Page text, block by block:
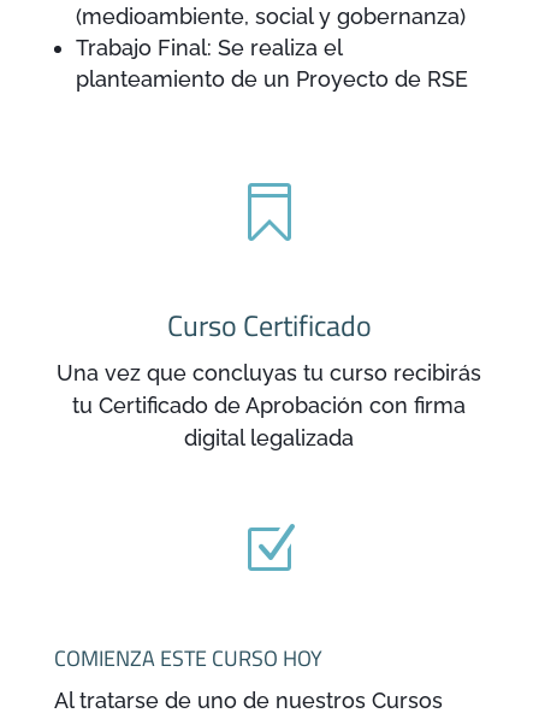
(medioambiente, social y gobernanza)
Trabajo Final: Se realiza el
planteamiento de un Proyecto de RSE

Curso Certificado
Una vez que concluyas tu curso recibirás
tu Certificado de Aprobación con firma
digital legalizada
Z
COMIENZA ESTE CURSO HOY
Al tratarse de uno de nuestros Cursos